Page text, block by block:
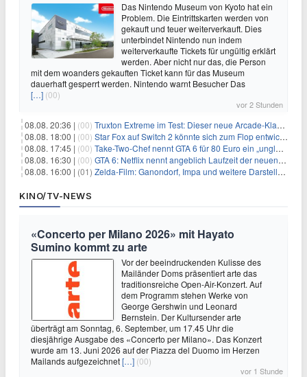
Das Nintendo Museum von Kyoto hat ein
Problem. Die Eintrittskarten werden von
gekauft und teuer weiterverkauft. Dies
unterbindet Nintendo nun indem
weiterverkaufte Tickets für ungültig erklärt
werden. Aber nicht nur das, die Person
mit dem woanders gekauften Ticket kann für das Museum
dauerhaft gesperrt werden. Nintendo warnt Besucher Das
[…] (00)
vor 2 Stunden
08.08. 20:36 | (00) Truxton Extreme im Test: Dieser neue Arcade-Klassiker verzeiht dir gar nichts
08.08. 18:00 | (00) Star Fox auf Switch 2 könnte sich zum Flop entwickeln
08.08. 17:45 | (00) Take-Two-Chef nennt GTA 6 für 80 Euro ein „unglaubliches Schnäppchen“
08.08. 16:30 | (00) GTA 6: Netflix nennt angeblich Laufzeit der neuen Gameplay-Präsentation
08.08. 16:00 | (01) Zelda-Film: Ganondorf, Impa und weitere Darsteller sollen feststehen
KINO/TV-NEWS
«Concerto per Milano 2026» mit Hayato
Sumino kommt zu arte
Vor der beeindruckenden Kulisse des
Mailänder Doms präsentiert arte das
traditionsreiche Open-Air-Konzert. Auf
dem Programm stehen Werke von
George Gershwin und Leonard
Bernstein. Der Kultursender arte
überträgt am Sonntag, 6. September, um 17.45 Uhr die
diesjährige Ausgabe des «Concerto per Milano». Das Konzert
wurde am 13. Juni 2026 auf der Piazza del Duomo im Herzen
Mailands aufgezeichnet[…] (00)
vor 1 Stunde